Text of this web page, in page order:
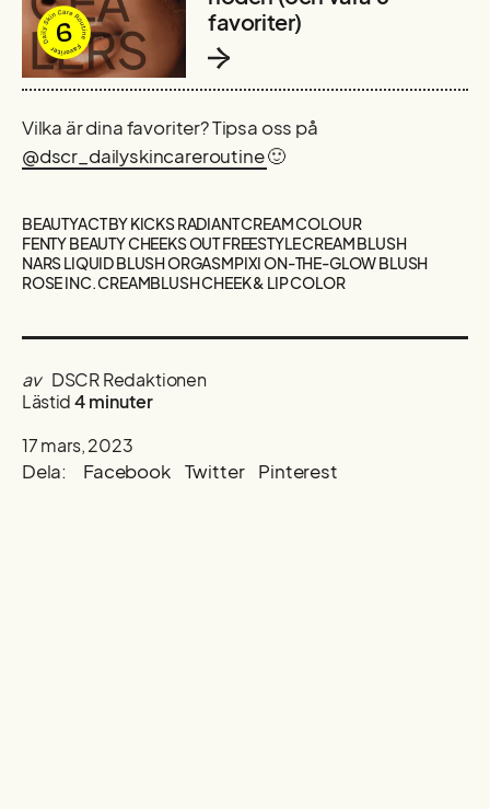
av DSCR Redaktionen
Lästid4 minuter
17 mars, 2023
Dela: Facebook Twitter Pinterest
favoriter)
Vilka är dina favoriter? Tipsa oss på
@dscr_dailyskincareroutine🙂
BEAUTYACT BY KICKS RADIANT CREAM COLOUR
FENTY BEAUTY CHEEKS OUT FREESTYLE CREAM BLUSH
NARS LIQUID BLUSH ORGASMPIXI ON-THE-GLOW BLUSH
ROSE INC. CREAMBLUSH CHEEK & LIP COLOR